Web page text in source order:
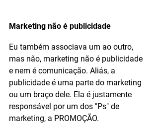
Marketing não é publicidade
Eu também associava um ao outro,
mas não, marketing não é publicidade
e nem é comunicação. Aliás, a
publicidade é uma parte do marketing
ou um braço dele. Ela é justamente
responsável por um dos "Ps" de
marketing, a PROMOÇÃO.